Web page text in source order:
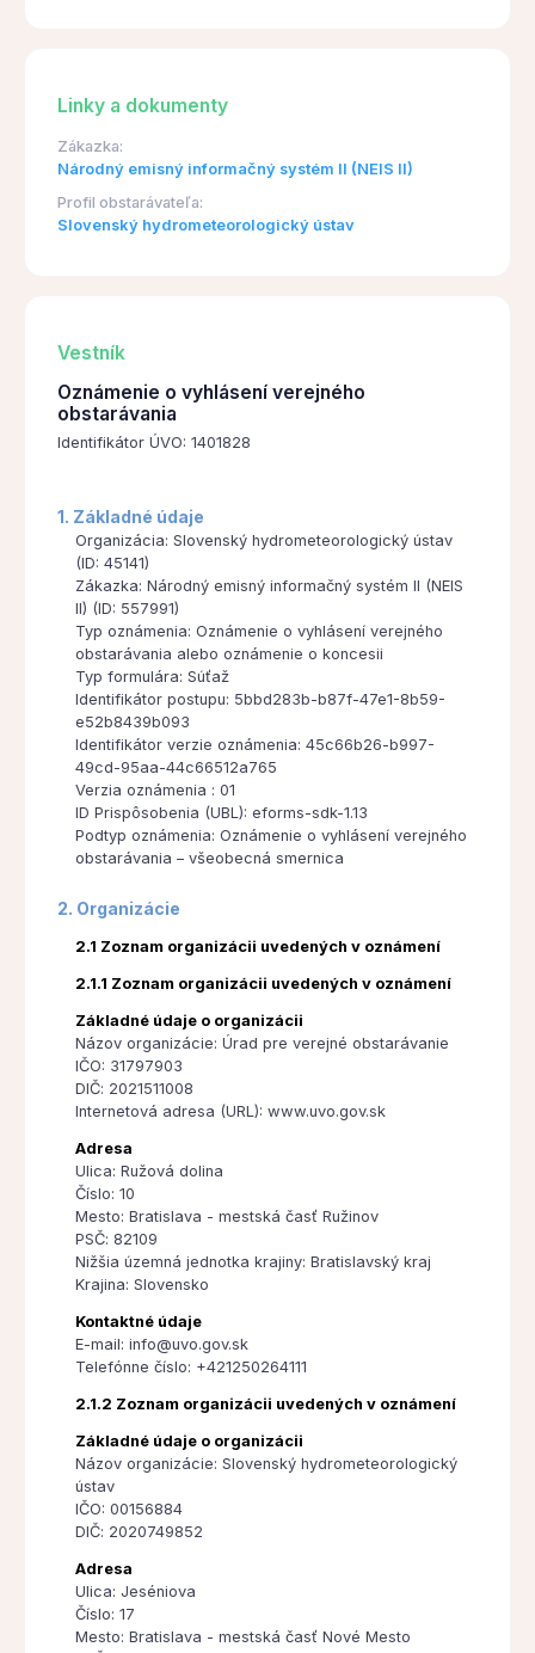
Linky a dokumenty
Zákazka:
Národný emisný informačný systém II (NEIS II)
Profil obstarávateľa:
Slovenský hydrometeorologický ústav
Vestník
Oznámenie o vyhlásení verejného
obstarávania
Identifikátor ÚVO: 1401828
1. Základné údaje
Organizácia: Slovenský hydrometeorologický ústav
(ID: 45141)
Zákazka: Národný emisný informačný systém II (NEIS
II) (ID: 557991)
Typ oznámenia: Oznámenie o vyhlásení verejného
obstarávania alebo oznámenie o koncesii
Typ formulára: Súťaž
Identifikátor postupu: 5bbd283b-b87f-47e1-8b59-
e52b8439b093
Identifikátor verzie oznámenia: 45c66b26-b997-
49cd-95aa-44c66512a765
Verzia oznámenia : 01
ID Prispôsobenia (UBL): eforms-sdk-1.13
Podtyp oznámenia: Oznámenie o vyhlásení verejného
obstarávania – všeobecná smernica
2. Organizácie
2.1 Zoznam organizácii uvedených v oznámení
2.1.1 Zoznam organizácii uvedených v oznámení
Základné údaje o organizácii
Názov organizácie: Úrad pre verejné obstarávanie
IČO: 31797903
DIČ: 2021511008
Internetová adresa (URL): www.uvo.gov.sk
Adresa
Ulica: Ružová dolina
Číslo: 10
Mesto: Bratislava - mestská časť Ružinov
PSČ: 82109
Nižšia územná jednotka krajiny: Bratislavský kraj
Krajina: Slovensko
Kontaktné údaje
E-mail: info@uvo.gov.sk
Telefónne číslo: +421250264111
2.1.2 Zoznam organizácii uvedených v oznámení
Základné údaje o organizácii
Názov organizácie: Slovenský hydrometeorologický
ústav
IČO: 00156884
DIČ: 2020749852
Adresa
Ulica: Jeséniova
Číslo: 17
Mesto: Bratislava - mestská časť Nové Mesto